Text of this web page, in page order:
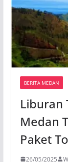
BERITA MEDAN
Liburan
Medan
Paket
26/05/2025